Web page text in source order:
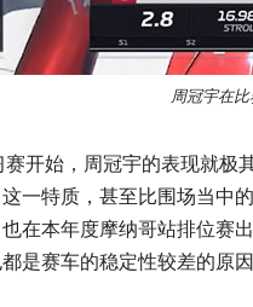
周冠宇在比
开始，周冠宇的表现就
一特质，甚至比围场当中
在本年度摩纳哥站排位赛
是赛车的稳定性较差的原因